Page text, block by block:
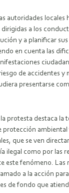
autoridades locales
a los
y a planificar
en cuenta las
de accidentes y
presentarse
protesta destaca la
protección ambiental
que se ven
ilegal como por las
este fenómeno. Las
a la acción
de fondo que